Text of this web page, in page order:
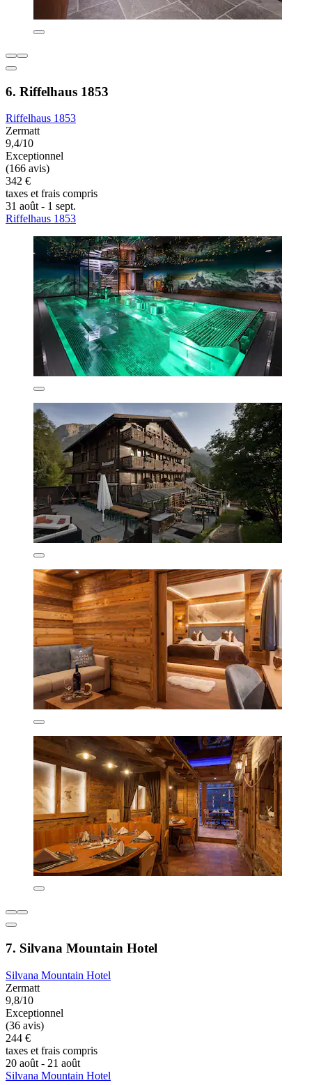
6. Riffelhaus 1853
Riffelhaus 1853
Zermatt
9,4/10
Exceptionnel
(166 avis)
342 €
taxes et frais compris
31 août - 1 sept.
Riffelhaus 1853
7. Silvana Mountain Hotel
Silvana Mountain Hotel
Zermatt
9,8/10
Exceptionnel
(36 avis)
244 €
taxes et frais compris
20 août - 21 août
Silvana Mountain Hotel